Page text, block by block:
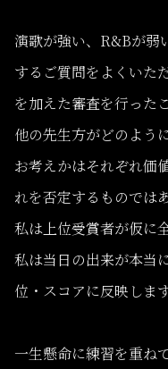
演歌が強い、R&Bが弱
するご質問をよくいた
を加えた審査を行った
他の先生方がどのよう
お考えかはそれぞれ価
れを否定するものでは
私は上位受賞者が仮に
私は当日の出来が本当
位・スコアに反映します
一生懸命に練習を重ね